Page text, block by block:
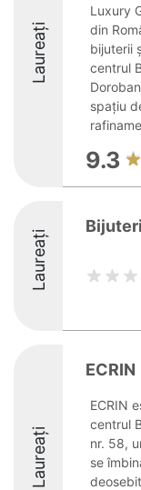
Laureați
Luxury
din
bijuterii
centrul
spațiu
9.3
Laureați
Laureați
ECRIN
ECRIN
centrul
nr. 58,
se